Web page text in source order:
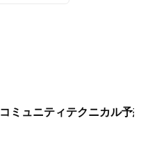
コミュニティテクニカル予